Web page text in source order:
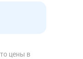
цены в